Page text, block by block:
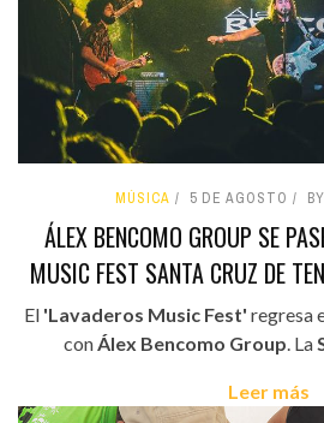
MÚSICA 5 DE AGOSTO
ÁLEX BENCOMO GROUP SE
MUSIC FEST SANTA CRUZ DE
El 'Lavaderos Music Fest' regresa
con Álex Bencomo Group . La
Leer más